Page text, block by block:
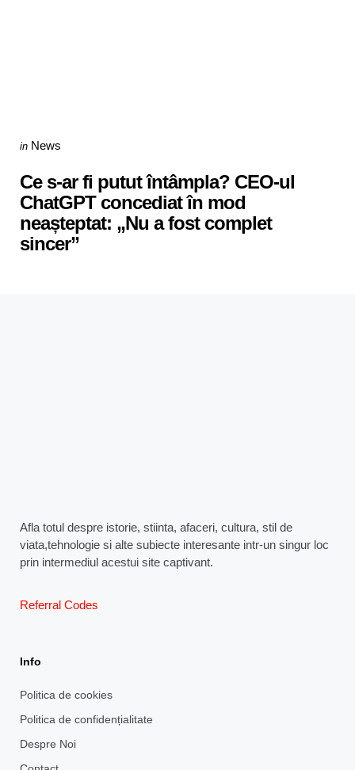
Categories
Posted
in News
Ce s-ar fi putut întâmpla? CEO-ul
ChatGPT concediat în mod
neașteptat: „Nu a fost complet
sincer”
Afla totul despre istorie, stiinta, afaceri, cultura, stil de
viata,tehnologie si alte subiecte interesante intr-un singur loc
prin intermediul acestui site captivant.
Referral Codes
Info
Politica de cookies
Politica de confidențialitate
Despre Noi